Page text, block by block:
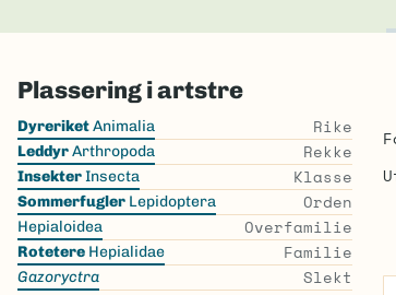
Plassering i artstre
Skip
the
list
DyreriketAnimalia Rike
LeddyrArthropoda Rekke
InsekterInsecta Klasse
Sommerfugler Lepidoptera Orden
Hepialoidea Overfamilie
Rotetere Hepialidae Familie
Gazoryctra Slekt